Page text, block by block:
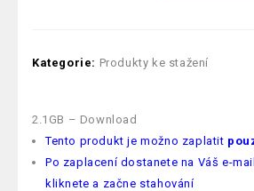
Kategorie: Produkty ke stažení
2.1GB – Download
Tento produkt je možno zaplatit
Po zaplacení dostanete na Váš e-mail
kliknete a začne stahování